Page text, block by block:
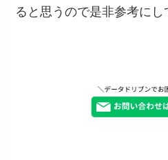
ると思うので是非参考にし